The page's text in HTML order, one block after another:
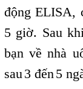
động ELISA,
5 giờ. Sau
bạn về nhà
sau, 3 đến, 5